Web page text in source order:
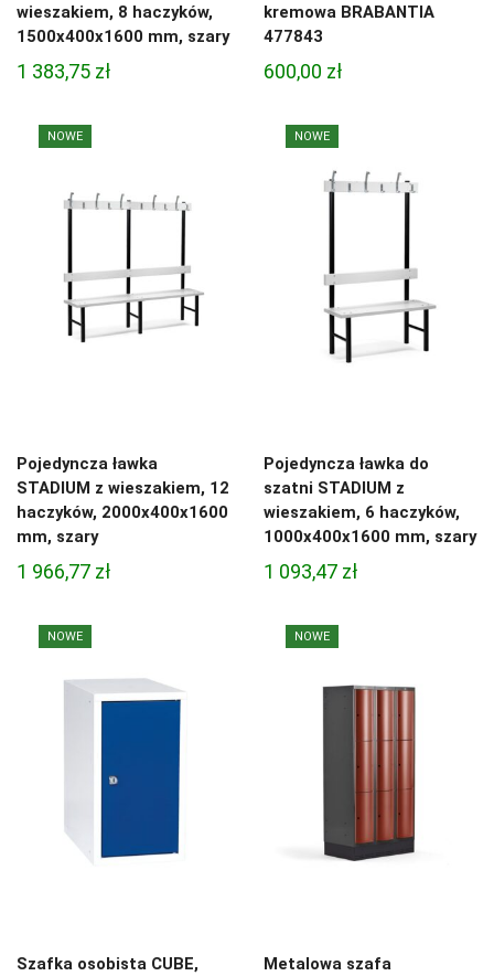
wieszakiem, 8 haczyków,
1500x400x1600 mm, szary
1 383,75 zł
kremowa BRABANTIA
477843
600,00 zł
NOWE
Pojedyncza ławka
STADIUM z wieszakiem, 12
haczyków, 2000x400x1600
mm, szary
1 966,77 zł
NOWE
Pojedyncza ławka do
szatni STADIUM z
wieszakiem, 6 haczyków,
1000x400x1600 mm, szary
1 093,47 zł
NOWE
Szafka osobista CUBE,
NOWE
Metalowa szafa